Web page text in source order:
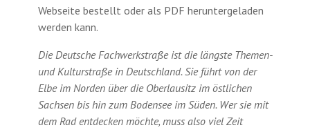
Webseite bestellt oder als PDF heruntergeladen
werden kann.
Die Deutsche Fachwerkstraße ist die längste Themen-
und Kulturstraße in Deutschland. Sie führt von der
Elbe im Norden über die Oberlausitz im östlichen
Sachsen bis hin zum Bodensee im Süden. Wer sie mit
dem Rad entdecken möchte, muss also viel Zeit